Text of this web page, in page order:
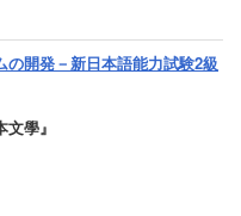
の開発－新日本語能力試験2級
學』